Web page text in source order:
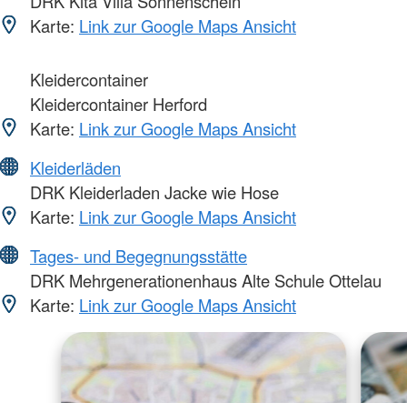
Karte: Link zur Google Maps Ansicht
Kleidercontainer
Kleidercontainer Herford
Karte: Link zur Google Maps Ansicht
Kleiderläden
DRK Kleiderladen Jacke wie Hose
Karte: Link zur Google Maps Ansicht
Tages- und Begegnungsstätte
DRK Mehrgenerationenhaus Alte Schule Ottelau
Karte: Link zur Google Maps Ansicht